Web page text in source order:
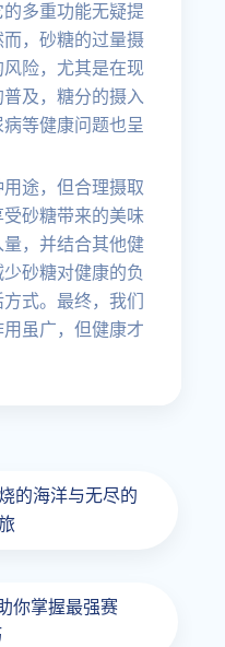
多重功能无疑提
，砂糖的过量摄
险，尤其是在现
及，糖分的摄入
等健康问题也呈
途，但合理摄取
砂糖带来的美味
，并结合其他健
砂糖对健康的负
式。最终，我们
虽广，但健康才
的海洋与无尽的
你掌握最强赛